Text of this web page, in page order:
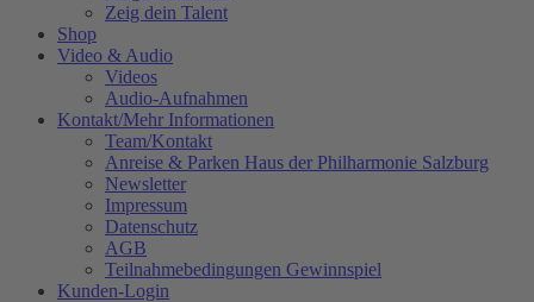
Zeig dein Talent
Shop
Video & Audio
Videos
Audio-Aufnahmen
Kontakt/Mehr Informationen
Team/Kontakt
Anreise & Parken Haus der Philharmonie Salzburg
Newsletter
Impressum
Datenschutz
AGB
Teilnahmebedingungen Gewinnspiel
Kunden-Login